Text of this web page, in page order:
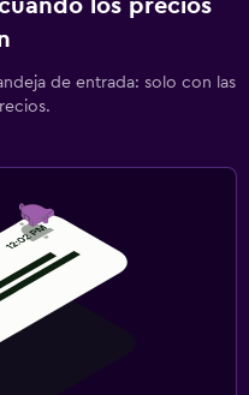
los precios
de entrada: solo con las